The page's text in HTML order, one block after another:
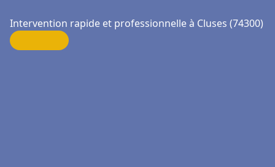
Intervention rapide et professionnelle à Cluses (74300)